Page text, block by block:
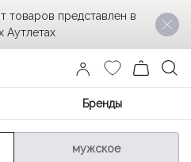
Бренды
мужское
товаров представлен в
Аутлетах